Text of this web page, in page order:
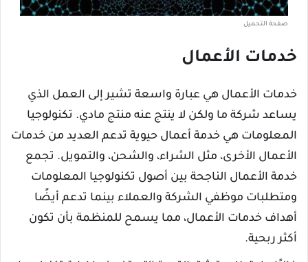
صفحة التحميل
خدمات الأعمال
خدمات الأعمال هي عبارة واسعة تشير إلى العمل الذي
يساعد شركة ما ولكن لا ينتج عنه منتج مادي. تكنولوجيا
المعلومات هي خدمة أعمال حيوية تدعم العديد من خدمات
الأعمال الأخرى، مثل الشراء، والشحن، والتمويل. تجمع
خدمة الأعمال الناجحة بين أصول تكنولوجيا المعلومات
ومتطلبات موظفي الشركة والعملاء بينما تدعم أيضًا
أهداف خدمات الأعمال، مما يسمح للمنظمة بأن تكون
أكثر ربحية.